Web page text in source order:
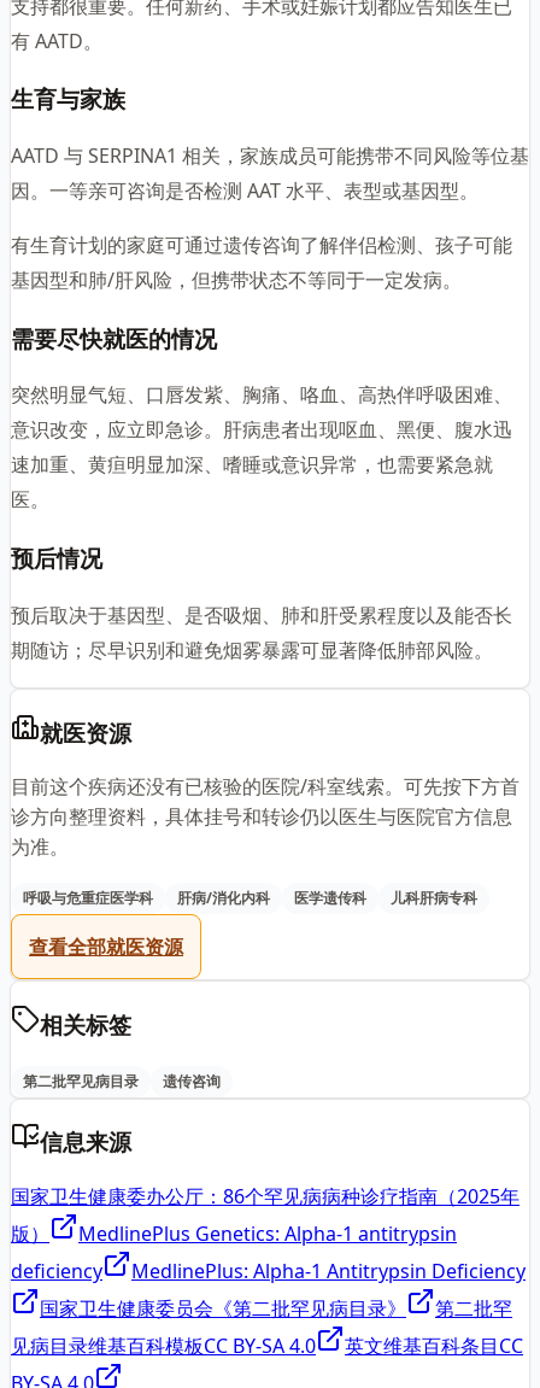
支持都很重要。任何新药、手术或妊娠计划都应告知医生已
有 AATD。
生育与家族
AATD 与 SERPINA1 相关，家族成员可能携带不同风险等位基
因。一等亲可咨询是否检测 AAT 水平、表型或基因型。
有生育计划的家庭可通过遗传咨询了解伴侣检测、孩子可能
基因型和肺/肝风险，但携带状态不等同于一定发病。
需要尽快就医的情况
突然明显气短、口唇发紫、胸痛、咯血、高热伴呼吸困难、
意识改变，应立即急诊。肝病患者出现呕血、黑便、腹水迅
速加重、黄疸明显加深、嗜睡或意识异常，也需要紧急就
医。
预后情况
预后取决于基因型、是否吸烟、肺和肝受累程度以及能否长
期随访；尽早识别和避免烟雾暴露可显著降低肺部风险。
就医资源
目前这个疾病还没有已核验的医院/科室线索。可先按下方首
诊方向整理资料，具体挂号和转诊仍以医生与医院官方信息
为准。
呼吸与危重症医学科 肝病/消化内科 医学遗传科 儿科肝病专科
查看全部就医资源
相关标签
第二批罕见病目录 遗传咨询
信息来源
国家卫生健康委办公厅：86个罕见病病种诊疗指南（2025年
版）
MedlinePlus Genetics: Alpha-1 antitrypsin
deficiency
MedlinePlus: Alpha-1 Antitrypsin Deficiency
国家卫生健康委员会《第二批罕见病目录》
第二批罕
见病目录维基百科模板CC BY-SA 4.0 英文维基百科条目CC